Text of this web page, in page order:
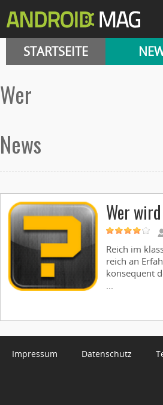
STARTSEITE
wer
News
Wer
Reich im
reich an
konsequent
...
Impressum Datenschutz